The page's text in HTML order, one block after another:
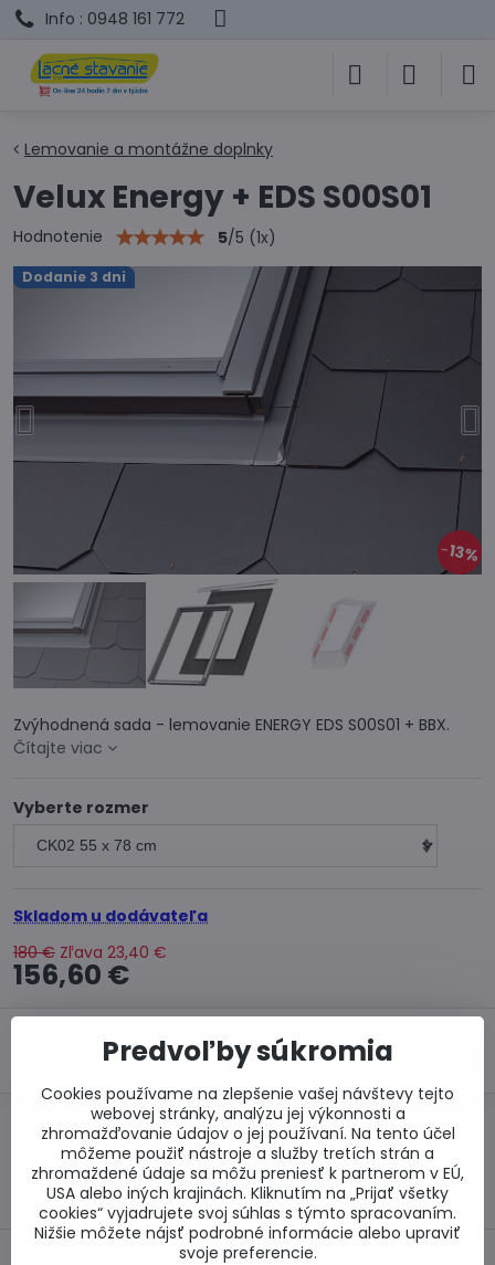
Info : 0948 161 772
Dodanie 3 dni
13%
Lemovanie a montážne doplnky
Velux Energy + EDS S00S01
Hodnotenie 5/5 (1x)
Zvýhodnená sada - lemovanie ENERGY EDS S00S01 + BBX.
Čítajte viac
Vyberte rozmer
Skladom u dodávateľa
180 € Zľava 23,40 €
156,60 €
Do košíka
Otázka k produktu Doručenia
Výrobca:
Predvoľby súkromia
Cookies používame na zlepšenie vašej návštevy tejto
webovej stránky, analýzu jej výkonnosti a
zhromažďovanie údajov o jej používaní. Na tento účel
môžeme použiť nástroje a služby tretích strán a
zhromaždené údaje sa môžu preniesť k partnerom v EÚ,
USA alebo iných krajinách. Kliknutím na „Prijať všetky
cookies“ vyjadrujete svoj súhlas s týmto spracovaním.
Nižšie môžete nájsť podrobné informácie alebo upraviť
svoje preferencie.